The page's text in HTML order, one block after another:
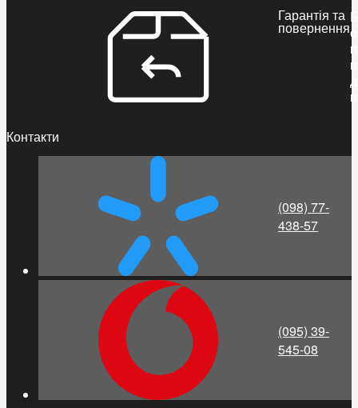
Гарантія та
повернення
Контакти
(098) 77-
438-57
(095) 39-
545-08